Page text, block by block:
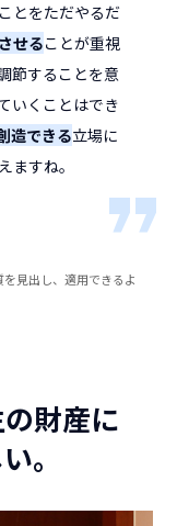
とをただやるだ
せることが重視
節することを意
いくことはでき
造できる立場に
ますね。
見出し、適用できるよ
財産に
。